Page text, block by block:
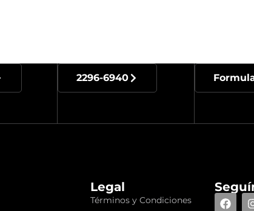
2296-6940
Legal
Términos y Condiciones